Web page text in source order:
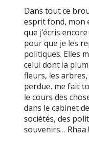
Dans tout ce
esprit fond, mon
que j’écris
pour que je les
politiques. Elles
celui dont la
fleurs, les
perdue, me fait
le cours des
dans le cabinet
sociétés, des
souvenirs… Rhaa